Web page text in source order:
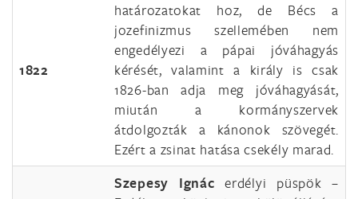
1822
határozatokat hoz, de Bécs a
jozefinizmus szellemében nem
engedélyezi a pápai jóváhagyás
kérését, valamint a király is csak
1826-ban adja meg jóváhagyását,
miután a kormányszervek
átdolgozták a kánonok szövegét.
Ezért a zsinat hatása csekély marad.
Szepesy Ignác erdélyi püspök –